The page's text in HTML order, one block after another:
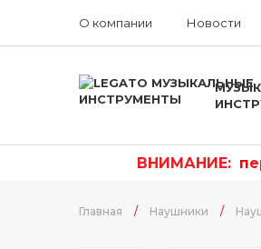
О компании Новости
ВНИМАНИЕ: п
Главная / Наушники /